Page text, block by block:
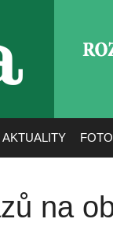
AKTUALITY
na